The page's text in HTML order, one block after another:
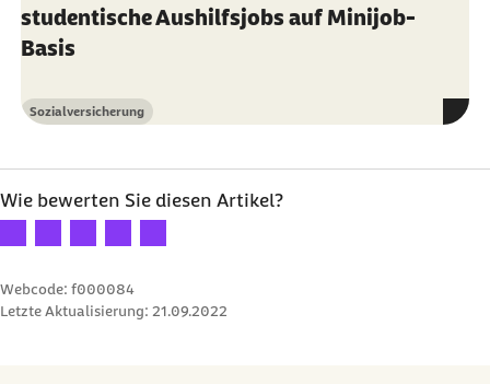
studentische Aushilfsjobs auf Minijob-
Basis
Kategorie
Sozialversicherung
Wie bewerten Sie diesen Artikel?
Ihre Bewertung: 1 Stern
Ihre Bewertung: 2 Sterne
Ihre Bewertung: 3 Sterne
Ihre Bewertung: 4 Sterne
Ihre Bewertung: 5 Sterne
Webcode: f000084
Letzte Aktualisierung: 21.09.2022